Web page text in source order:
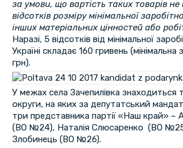
за умови, що вартість таких товарів
відсотків розміру мінімальної
інших матеріальних цінностей або
Наразі, 5 відсотків від мінімальної
Україні складає 160 гривень
грн).
У межах села Зачепилівка знаходиться
округи, на яких за депутатський
три представника партії «Наш край» –
(ВО №24), Наталія Слюсаренко (ВО
Злобинець (ВО №26).